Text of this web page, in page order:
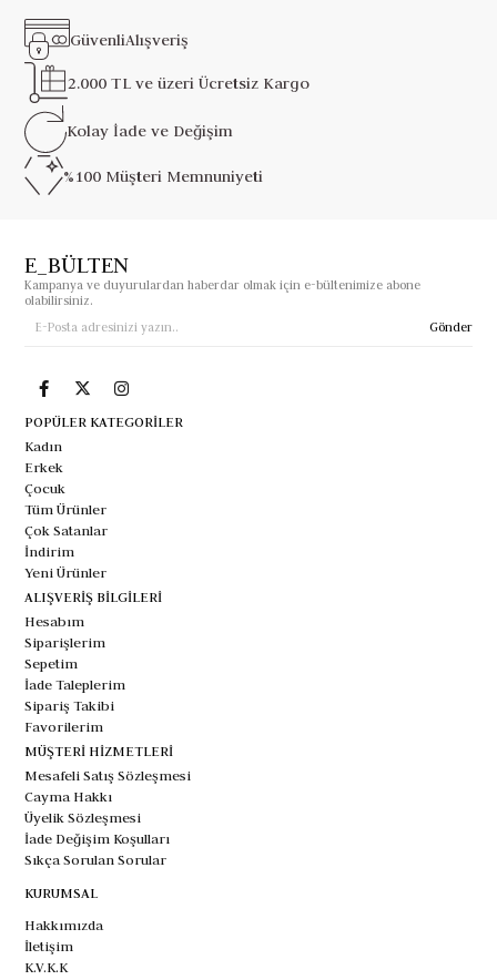
GüvenliAlışveriş
2.000 TL ve üzeriÜcretsiz Kargo
Kolay İade ve Değişim
%100 Müşteri Memnuniyeti
E_BÜLTEN
Kampanya ve duyurulardan haberdar olmak için e-bültenimize abone
olabilirsiniz.
Gönder
POPÜLER KATEGORİLER
Kadın
Erkek
Çocuk
Tüm Ürünler
Çok Satanlar
İndirim
Yeni Ürünler
ALIŞVERİŞ BİLGİLERİ
Hesabım
Siparişlerim
Sepetim
İade Taleplerim
Sipariş Takibi
Favorilerim
MÜŞTERİ HİZMETLERİ
Mesafeli Satış Sözleşmesi
Cayma Hakkı
Üyelik Sözleşmesi
İade Değişim Koşulları
Sıkça Sorulan Sorular
KURUMSAL
Hakkımızda
İletişim
K.V.K.K